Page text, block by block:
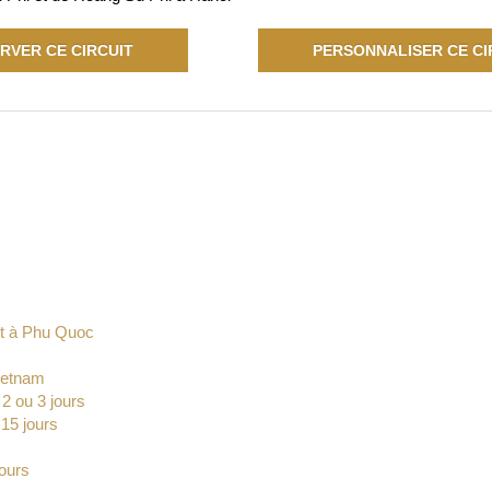
CE CIRCUIT PERSONNALISER CE
à Phu Quoc
ou 3 jours
jours